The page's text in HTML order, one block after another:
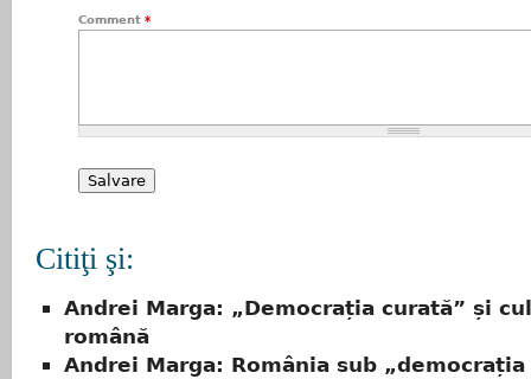
Comment *
Citiţi şi:
Andrei Marga: „Democrația curată” și
română
Andrei Marga: România sub